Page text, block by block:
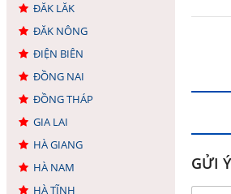
ĐĂK LĂK
ĐĂK NÔNG
ĐIỆN BIÊN
ĐỒNG NAI
ĐỒNG THÁP
GIA LAI
HÀ GIANG
HÀ NAM
HÀ TĨNH
GỬI